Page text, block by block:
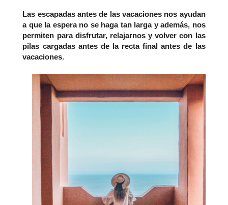
Las escapadas antes de las vacaciones nos ayudan
a que la espera no se haga tan larga y además, nos
permiten para disfrutar, relajarnos y volver con las
pilas cargadas antes de la recta final antes de las
vacaciones.